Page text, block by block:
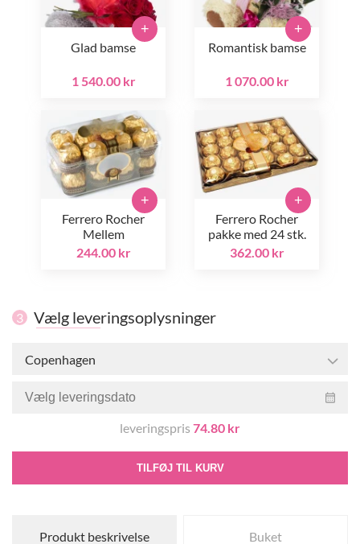
Glad bamse
1 540.00 kr
+
Romantisk bamse
1 070.00 kr
+
Ferrero Rocher
Mellem
244.00 kr
+
Ferrero Rocher
pakke med 24 stk.
362.00 kr
+
3 Vælg leveringsoplysninger
Copenhagen
leveringspris 74.80 kr
TILFØJ TIL KURV
Produkt beskrivelse Buket